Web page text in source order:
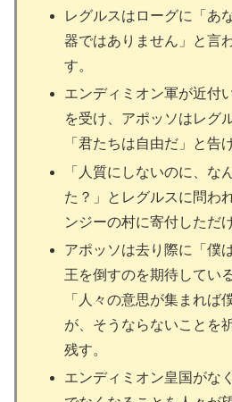
レグルスはローグに「あ
器ではありません」と言
す。
エンディミオン軍が近付
を受け、アポッソはレグ
「君たちは自由だ」と告
「人質にしないのに、な
た？」とレグルスに問わ
ンジーの村に寄付しただ
アポッソは去り際に「僕
王を倒すのを期待してい
「人々の意思が集まれば
が、そうならないことを
残す。
エンディミオン皇国がな